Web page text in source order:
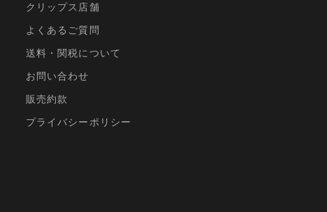
クリップス店舗
よくあるご質問
送料・関税について
お問い合わせ
販売約款
プライバシーポリシー